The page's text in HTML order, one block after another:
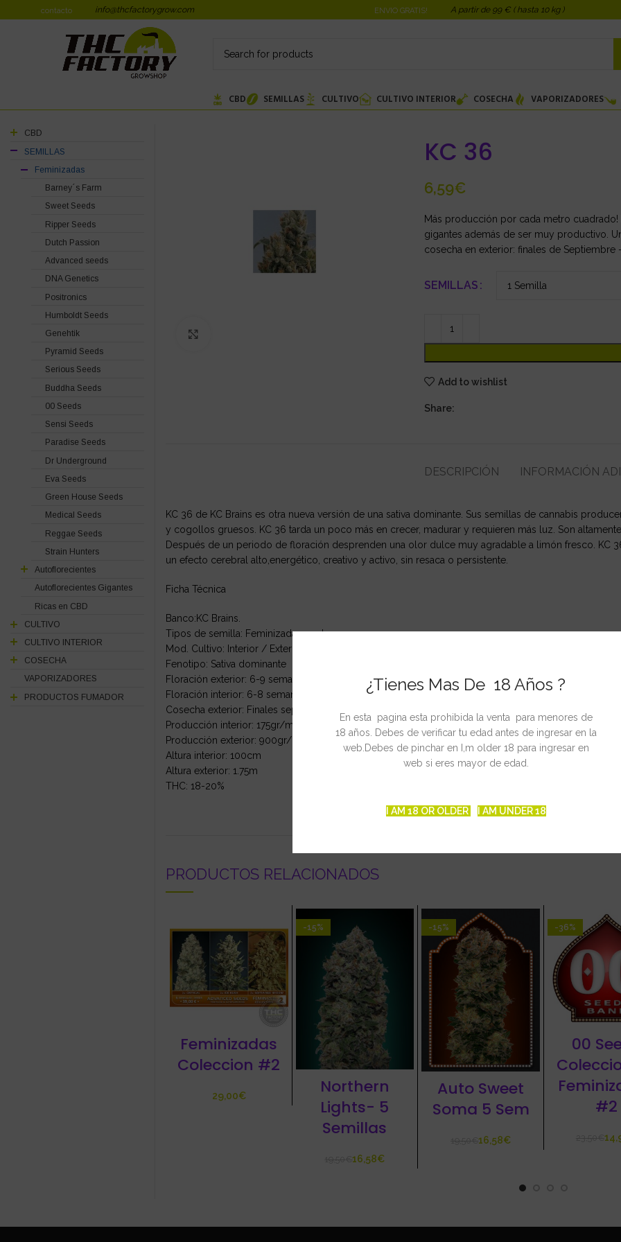
¿Tienes Mas De 18 Años ?
En esta pagina esta prohibida la venta para menores de
18 años. Debes de verificar tu edad antes de ingresar en la
web.Debes de pinchar en I,m older 18 para ingresar en
web si eres mayor de edad.
I AM 18 OR OLDER I AM UNDER 18
contacto info@thcfactorygrow.com ENVIO GRATIS! A partir de 99 € ( hasta 10 kg )
CBD SEMILLAS CULTIVO CULTIVO INTERIOR COSECHA VAPORIZADORES
KC 36
€
Más producción por cada metro
gigantes además de ser muy productivo.
cosecha en exterior: finales de
SEMILLAS
Add to wishlist
Share:
DESCRIPCIÓN INFORMACIÓN
KC 36 de KC Brains es otra nueva versión de una sativa dominante. Sus semillas de cannabis
y cogollos gruesos. KC 36 tarda un poco más en crecer, madurar y requieren más luz. Son
Después de un periodo de floración desprenden una olor dulce muy agradable a limón fresco. KC
un efecto cerebral alto,energético, creativo y activo, sin resaca o persistente.
Ficha Técnica
Banco:KC Brains.
Tipos de semilla: Feminizada-regular
Mod. Cultivo: Interior / Exterior
Fenotipo: Sativa dominante
Floración exterior: 6-9 semanas
Floración interior: 6-8 semanas.
Cosecha exterior: Finales septiembre-octubre
Producción interior: 175gr/m2
Producción exterior: 900gr/planta
Altura interior: 100cm
Altura exterior: 1.75m
THC: 18-20%
PRODUCTOS RELACIONADOS
Feminizadas
Coleccion #2
€
-15%
Northern
Lights- 5
Semillas
€16,58€
-15%
Auto Sweet
Soma 5 Sem
€16,58€
-36%
00
#2
CBD
SEMILLAS
Feminizadas
Barney´s Farm
Sweet Seeds
Ripper Seeds
Dutch Passion
Advanced seeds
DNA Genetics
Positronics
Humboldt Seeds
Genehtik
Pyramid Seeds
Serious Seeds
Buddha Seeds
00 Seeds
Sensi Seeds
Paradise Seeds
Dr Underground
Eva Seeds
Green House Seeds
Medical Seeds
Reggae Seeds
Strain Hunters
Autoflorecientes
Autoflorecientes Gigantes
Ricas en CBD
CULTIVO
CULTIVO INTERIOR
COSECHA
VAPORIZADORES
PRODUCTOS FUMADOR